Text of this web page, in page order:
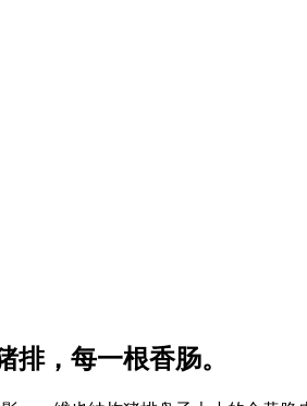
排，每一根香肠。